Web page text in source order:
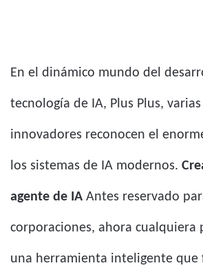
En el dinámico mundo del
tecnología de IA, Plus Plus,
innovadores reconocen el
los sistemas de IA modernos.
agente de IA Antes reservado
corporaciones, ahora cualquiera
una herramienta inteligente que